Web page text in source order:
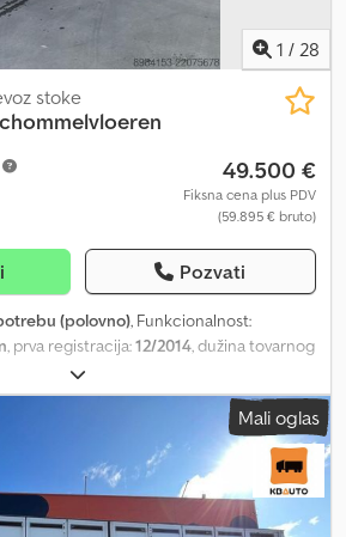
1 / 28
stoke
49.500 €
Fiksna cena plus PDV
(59.895 € bruto)
Pozvati
(polovno), Funkcionalnost:
, prva registracija:12/2014, dužina tovarnog
, Godina proizvodnje:
, Bekkers poluprikolica za svinje sa 3
12/2014. Odmah dostupna, prodaje se
Moguć pregled uz dogovor
Belgija. Cjdozb Ak Tspfx Akajha
Mali oglas